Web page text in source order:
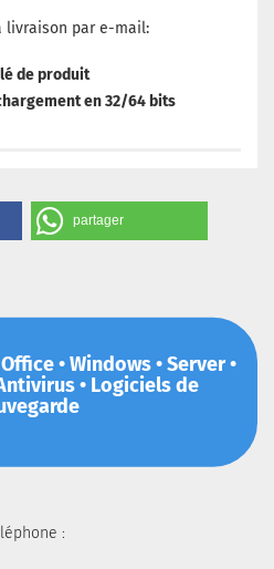
livraison par e-mail:
de produit
en 32/64 bits
partager
• Windows • Server •
• Logiciels de
: